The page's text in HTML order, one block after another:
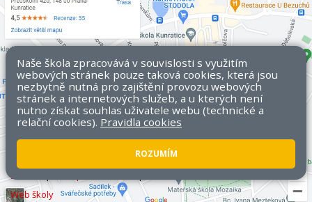
stránek
Web školy
Naše škola zpracovává v souvislosti s využitím
webových stránek pouze taková cookies, která jsou
nezbytně nutná pro zajištění provozu webových
stránek a internetových služeb, a u kterých není
nutno získat souhlas uživatele webu (technické a
relační cookies). Pravidla cookies
ROZUMÍM